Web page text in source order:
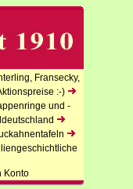
Fransecky,
:-)
und -
Konto